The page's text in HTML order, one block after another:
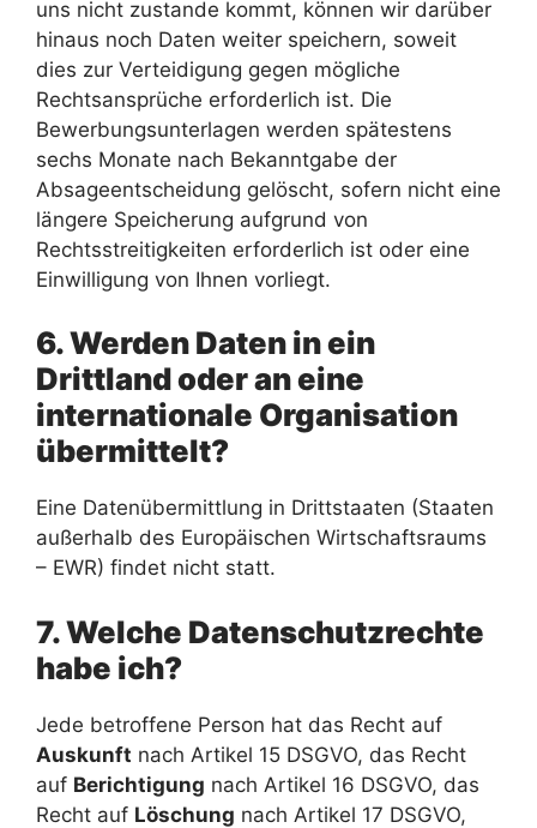
uns nicht zustande kommt, können wir darüber
hinaus noch Daten weiter speichern, soweit
dies zur Verteidigung gegen mögliche
Rechtsansprüche erforderlich ist. Die
Bewerbungsunterlagen werden spätestens
sechs Monate nach Bekanntgabe der
Absageentscheidung gelöscht, sofern nicht eine
längere Speicherung aufgrund von
Rechtsstreitigkeiten erforderlich ist oder eine
Einwilligung von Ihnen vorliegt.
6. Werden Daten in ein
Drittland oder an eine
internationale Organisation
übermittelt?
Eine Datenübermittlung in Drittstaaten (Staaten
außerhalb des Europäischen Wirtschaftsraums
– EWR) findet nicht statt.
7. Welche Datenschutzrechte
habe ich?
Jede betroffene Person hat das Recht auf
Auskunft nach Artikel 15 DSGVO, das Recht
auf Berichtigung nach Artikel 16 DSGVO, das
Recht auf Löschung nach Artikel 17 DSGVO,